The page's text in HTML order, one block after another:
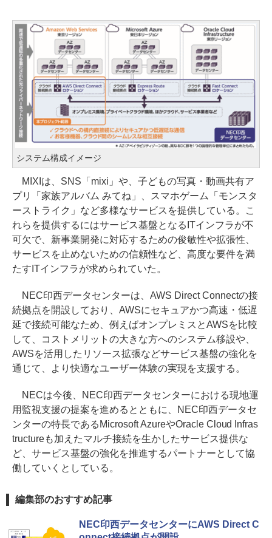
システム構成イメージ
MIXIは、SNS「mixi」や、子どもの写真・動画共有ア
プリ「家族アルバム みてね」、スマホゲーム「モンスタ
ーストライク」など多様なサービスを提供している。こ
れらを提供するにはサービス基盤となるITインフラが不
可欠で、新事業開発に対応するための俊敏性や拡張性、
サービスを止めないための信頼性など、高度な要件を満
たすITインフラが求められていた。
NEC印西データセンターは、AWS Direct Connectの接
続拠点を開設しており、AWSにセキュアかつ高速・低遅
延で接続可能なため、例えばオンプレミスとAWSを比較
して、コストメリットの大きな方へのシステム移設や、
AWSを活用したリソース拡張などサービス基盤の強化を
通じて、より快適なユーザー体験の実現を支援する。
NECは今後、NEC印西データセンターにおける現地運
用監視支援の提案を進めるとともに、NEC印西データセ
ンターの特長であるMicrosoft AzureやOracle Cloud Infras
tructureも加えたマルチ接続を生かしたサービス提供な
ど、サービス基盤の強化を推進するパートナーとして協
働していくとしている。
編集部のおすすめ記事
NEC印西データセンターにAWS Direct C